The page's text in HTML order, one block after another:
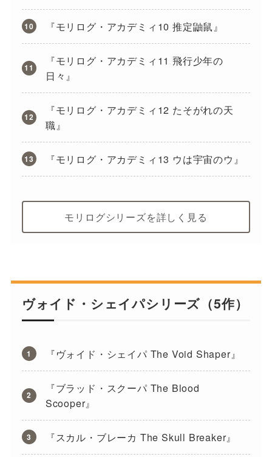
『モリログ・アカデミィ10 推定鼬鼠』
『モリログ・アカデミィ11 飛行少年の
日々』
『モリログ・アカデミィ12 たそがれの天
職』
『モリログ・アカデミィ13 ウは宇宙のウ』
モリログシリーズを詳しく見る
ヴォイド・シェイパシリーズ（5作）
『ヴォイド・シェイパ The Void Shaper』
『ブラッド・スクーパ The Blood
Scooper』
『スカル・ブレーカ The Skull Breaker』